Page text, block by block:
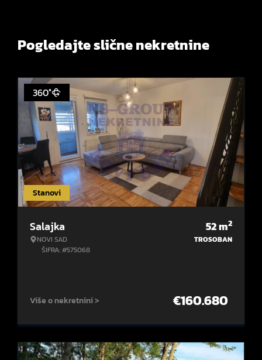
Pogledajte slične nekretnine
Stanovi
360°
Salajka
NOVI SAD
ŠIFRA: #575068
52m2
TROSOBAN
Više o nekretnini > €160.680